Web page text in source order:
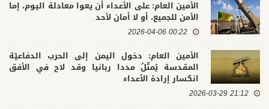
الأمين العام: على الأعداء أن يعوا معادلة اليوم، إما
الأمن للجميع، أو لا أمان لأحد
00:22 2026-04-06
الأمين العام: دخول اليمن إلى الحرب الدفاعيّة
المقدسة يُمثّلُ مددا ربانيا وقد لاح في الأفق
انكسار إرادة الأعداء
21:12 2026-03-29